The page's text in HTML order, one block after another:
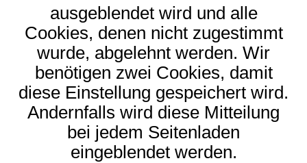
ausgeblendet wird und alle
Cookies, denen nicht zugestimmt
wurde, abgelehnt werden. Wir
benötigen zwei Cookies, damit
diese Einstellung gespeichert wird.
Andernfalls wird diese Mitteilung
bei jedem Seitenladen
eingeblendet werden.